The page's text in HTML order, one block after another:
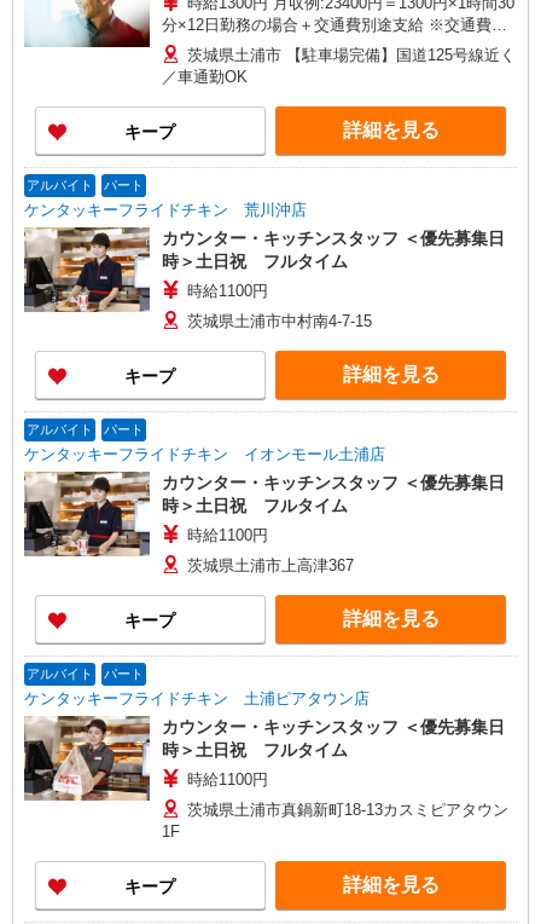
分×12日勤務の場合＋交通費別途支給 ※交通費実
費支給／当社規定あり。
茨城県土浦市 【駐車場完備】国道125号線近く
／車通勤OK
キープ 詳細を見る
アルバイト パート
ケンタッキーフライドチキン 荒川沖店
カウンター・キッチンスタッフ ＜優先募集日
時＞土日祝 フルタイム
時給1100円
茨城県土浦市中村南4-7-15
キープ 詳細を見る
アルバイト パート
ケンタッキーフライドチキン イオンモール土浦店
カウンター・キッチンスタッフ ＜優先募集日
時＞土日祝 フルタイム
時給1100円
茨城県土浦市上高津367
キープ 詳細を見る
アルバイト パート
ケンタッキーフライドチキン 土浦ピアタウン店
カウンター・キッチンスタッフ ＜優先募集日
時＞土日祝 フルタイム
時給1100円
茨城県土浦市真鍋新町18-13カスミピアタウン
1F
キープ 詳細を見る